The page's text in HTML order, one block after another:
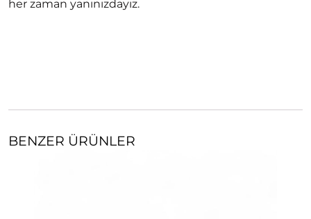
her zaman yanınızdayız.
BENZER ÜRÜNLER